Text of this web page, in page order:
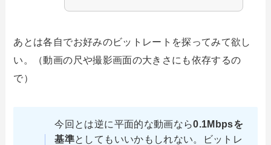
あとは各自でお好みのビットレートを探ってみて欲し
い。（動画の尺や撮影画面の大きさにも依存するの
で）
今回とは逆に平面的な動画なら0.1Mbpsを
基準としてもいいかもしれない。ビットレ